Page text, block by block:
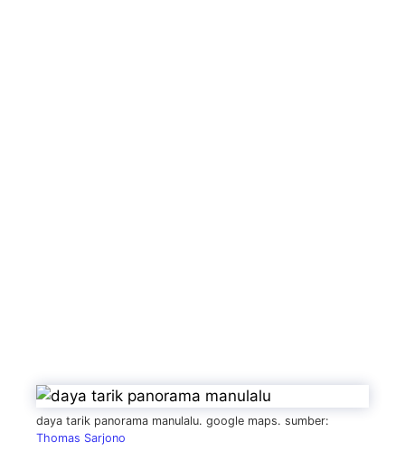
daya tarik panorama manulalu. google maps. sumber:
Thomas Sarjono